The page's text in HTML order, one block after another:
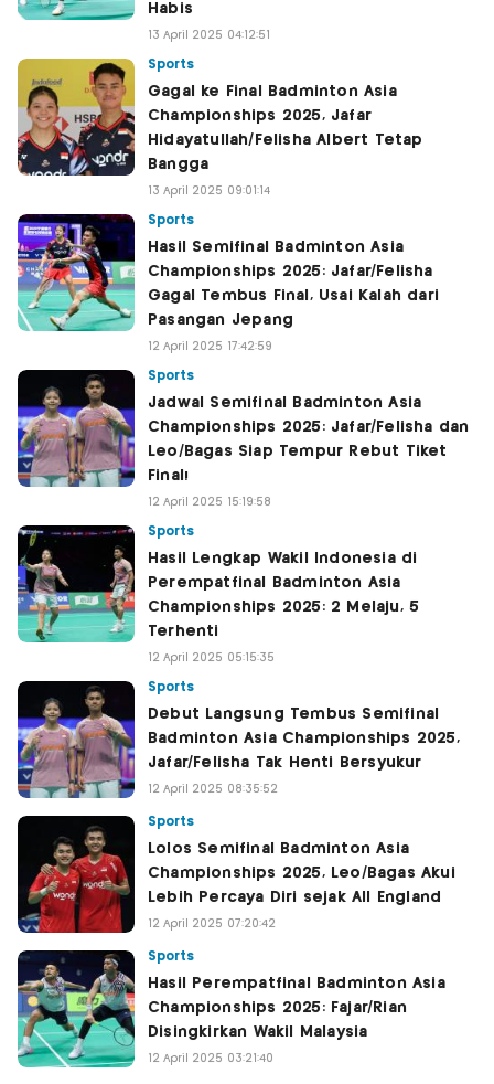
Habis
13 April 2025 04:12:51
Sports
Gagal ke Final Badminton Asia
Championships 2025, Jafar
Hidayatullah/Felisha Albert Tetap
Bangga
13 April 2025 09:01:14
Sports
Hasil Semifinal Badminton Asia
Championships 2025: Jafar/Felisha
Gagal Tembus Final, Usai Kalah dari
Pasangan Jepang
12 April 2025 17:42:59
Sports
Jadwal Semifinal Badminton Asia
Championships 2025: Jafar/Felisha dan
Leo/Bagas Siap Tempur Rebut Tiket
Final!
12 April 2025 15:19:58
Sports
Hasil Lengkap Wakil Indonesia di
Perempatfinal Badminton Asia
Championships 2025: 2 Melaju, 5
Terhenti
12 April 2025 05:15:35
Sports
Debut Langsung Tembus Semifinal
Badminton Asia Championships 2025,
Jafar/Felisha Tak Henti Bersyukur
12 April 2025 08:35:52
Sports
Lolos Semifinal Badminton Asia
Championships 2025, Leo/Bagas Akui
Lebih Percaya Diri sejak All England
12 April 2025 07:20:42
Sports
Hasil Perempatfinal Badminton Asia
Championships 2025: Fajar/Rian
Disingkirkan Wakil Malaysia
12 April 2025 03:21:40